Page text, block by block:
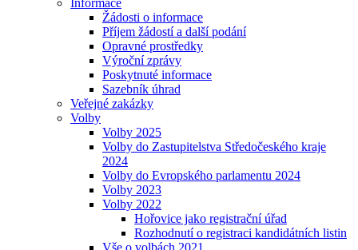
Informace
Žádosti o informace
Příjem žádostí a další podání
Opravné prostředky
Výroční zprávy
Poskytnuté informace
Sazebník úhrad
Veřejné zakázky
Volby
Volby 2025
Volby do Zastupitelstva Středočeského kraje
2024
Volby do Evropského parlamentu 2024
Volby 2023
Volby 2022
Hořovice jako registrační úřad
Rozhodnutí o registraci kandidátních listin
Vše o volbách 2021